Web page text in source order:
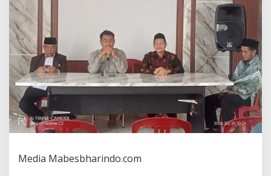
a
D
i
p
e
r
k
a
t
a
Media Mabesbharindo.com